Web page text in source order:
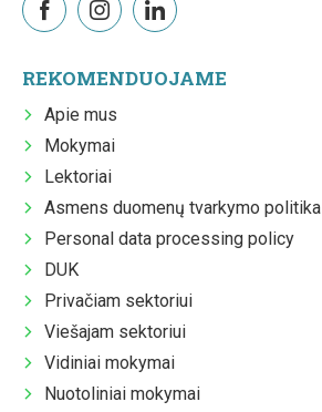
REKOMENDUOJAME
Apie mus
Mokymai
Lektoriai
Asmens duomenų tvarkymo politika
Personal data processing policy
DUK
Privačiam sektoriui
Viešajam sektoriui
Vidiniai mokymai
Nuotoliniai mokymai